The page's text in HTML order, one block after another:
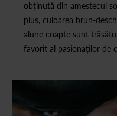
obținută din amestecul
plus, culoarea brun-
alune coapte sunt
favorit al pasionaților de